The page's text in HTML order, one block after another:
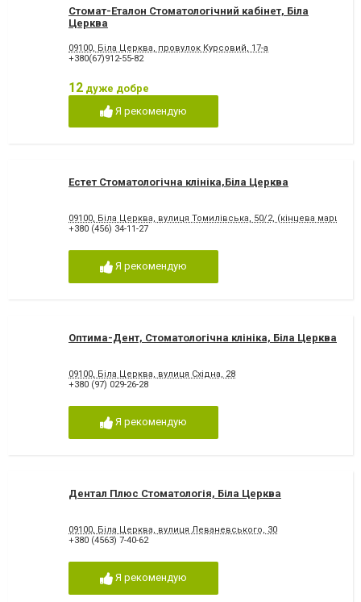
Стомат-Еталон Стоматологічний кабінет, Біла
Церква
09100, Біла Церква, провулок Курсовий, 17-а
+380(67)912-55-82
12 дуже добре
Я рекомендую
Естет Стоматологічна клініка,Біла Церква
09100, Біла Церква, вулиця Томилівська, 50/2, (кінцева
+380 (456) 34-11-27
Я рекомендую
Оптима-Дент, Стоматологічна клініка, Біла Церква
09100, Біла Церква, вулиця Східна, 28
+380 (97) 029-26-28
Я рекомендую
Дентал Плюс Стоматологія, Біла Церква
09100, Біла Церква, вулиця Леваневського, 30
+380 (4563) 7-40-62
Я рекомендую